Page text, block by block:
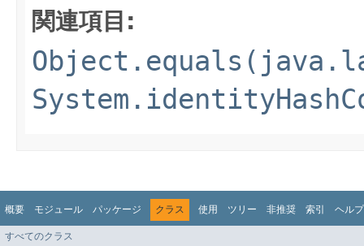
関連項目:
概要 モジュール パッケージ クラス 使用 ツリー 非推奨 索引 ヘルプ
すべてのクラス